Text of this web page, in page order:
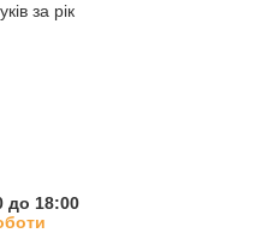
за рік
до 18:00